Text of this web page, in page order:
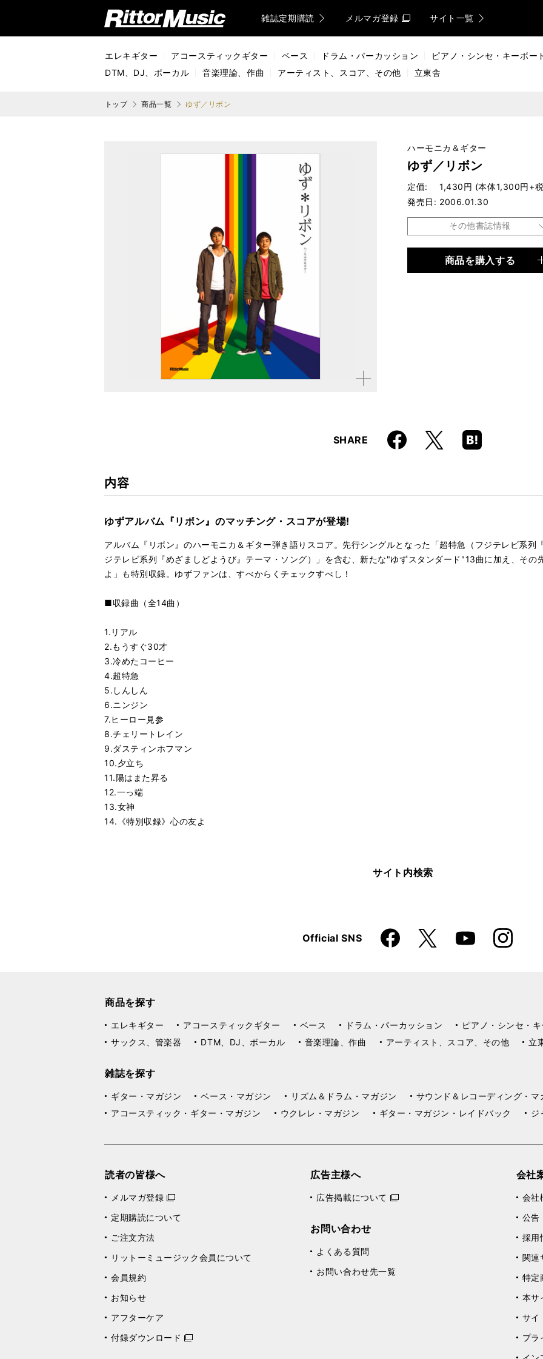
リットーミュージック (Rittor Music) 雑誌定期購読 メルマガ登録 サイト一覧
エレキギター アコースティックギター ベース ドラム・パーカッション ピアノ・シンセ・キーボー
DTM、DJ、ボーカル
音楽理論、作曲 アーティスト、スコア、その他 立東舎
トップ 商品一覧 ゆず／リボン
拡大す
ハーモニカ＆ギター
ゆず／リボン
定価
1,430円 (本体1,300円+
発売日
2006.01.30
その他書誌情報
楽譜
商品を購入する
SHARE Faceboo
k
X
Hatena
Boo
内容
ゆずアルバム『リボン』のマッチング・スコアが登場!
アルバム『リボン』のハーモニカ＆ギター弾き語りスコア。先行シングルとなった「超特急（フジテレビ系列
ジテレビ系列『めざましどようび』テーマ・ソング）」を含む、新たな"ゆずスタンダード"13曲に加え、その
よ」も特別収録。ゆずファンは、すべからくチェックすべし！
■収録曲（全14曲）
1.リアル
2.もうすぐ30才
3.冷めたコーヒー
4.超特急
5.しんしん
6.ニンジン
7.ヒーロー見参
8.チェリートレイン
9.ダスティンホフマン
10.夕立ち
11.陽はまた昇る
12.一っ端
13.女神
14.《特別収録》心の友よ
サイト内検索
Official SNSFaceboo
k
X YouTube Instagra
m
商品を探す
エレキギター アコースティックギター ベース ドラム・パーカッション ピアノ・シンセ・キ
サックス、管楽器
DTM、DJ、ボーカル 音楽理論、作曲 アーティスト、スコア、その他 立
雑誌を探す
ギター・マガジン ベース・マガジン リズム＆ドラム・マガジン
サウンド＆レコーディング・マ
アコースティック・ギター・マガジン
ウクレレ・マガジン ギター・マガジン・レイドバック ジ
読者の皆様へ
メルマガ登録
定期購読について
ご注文方法
リットーミュージック会員について
会員規約
お知らせ
アフターケア
付録ダウンロード
広告主様へ
広告掲載について
お問い合わせ
よくある質問
お問い合わせ先一覧
会社
会社
公告
採用
関連
特定
本サ
サイ
プラ